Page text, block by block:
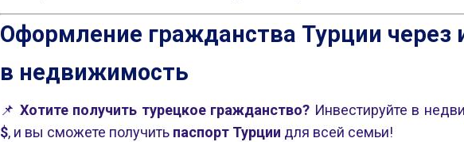
Оформление гражданства Турции через
в недвижимость
📌 Хотите получить турецкое гражданство? Инвестируйте в
$, и вы сможете получить паспорт Турции для всей семьи!